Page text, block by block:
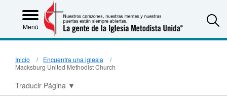
Menú
Inicio
Encuentra una iglesia
Macksburg United Methodist Church
Traducir Página ▼